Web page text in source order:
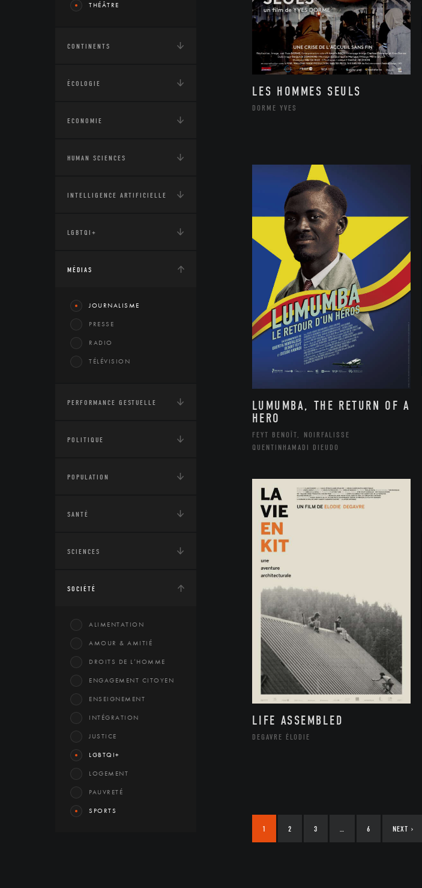
THÉÂTRE
CONTINENTS
ÉCOLOGIE
ECONOMIE
HUMAN SCIENCES
INTELLIGENCE ARTIFICIELLE
LGBTQI+
MÉDIAS
JOURNALISME
PRESSE
RADIO
TÉLÉVISION
PERFORMANCE GESTUELLE
POLITIQUE
POPULATION
SANTÉ
SCIENCES
SOCIÉTÉ
ALIMENTATION
AMOUR & AMITIÉ
DROITS DE L’HOMME
ENGAGEMENT CITOYEN
ENSEIGNEMENT
INTÉGRATION
JUSTICE
LGBTQI+
LOGEMENT
PAUVRETÉ
SPORTS
LES HOMMES SEULS
DORME YVES
LUMUMBA, THE RETURN OF A
HERO
FEYT BENOÎT, NOIRFALISSE
QUENTINHAMADI DIEUDO
LIFE ASSEMBLED
DEGAVRE ÉLODIE
1 2 3 6 NEXT ›